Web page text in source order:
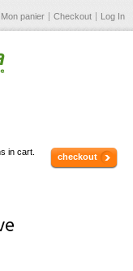
Mon panier Checkout Log In
in cart. checkout